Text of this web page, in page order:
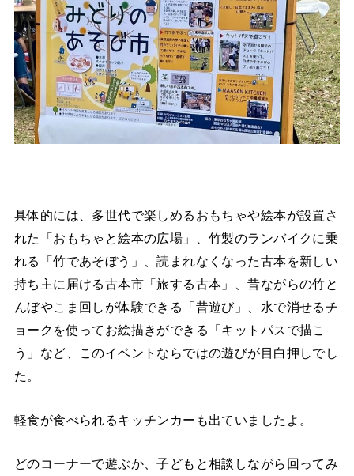
具体的には、多世代で楽しめるおもちゃや絵本が設置さ
れた「おもちゃと絵本の広場」、竹製のランバイクに乗
れる「竹であそぼう」、読まれなくなった古本を新しい
持ち主に届ける古本市「旅する古本」、昔ながらの竹と
んぼやこま回しが体験できる「昔遊び」、水で消せるチ
ョークを使ってお絵描きができる「キットパスで描こ
う」など、このイベントならではの遊びが目白押しでし
た。
軽食が食べられるキッチンカーも出ていましたよ。
どのコーナーで遊ぶか、子どもと相談しながら回ってみ